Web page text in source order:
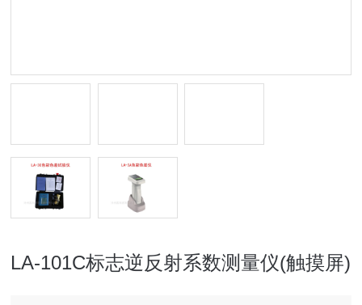
LA-101C标志逆反射系数测量仪(触摸屏)